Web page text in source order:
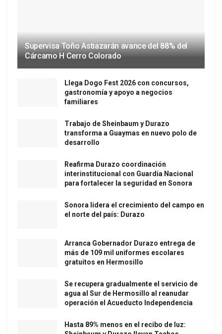
Supervisa Toño Astiazarán avance del 88% del
Cárcamo H Cerro Colorado
Llega Dogo Fest 2026 con concursos,
gastronomía y apoyo a negocios
familiares
Trabajo de Sheinbaum y Durazo
transforma a Guaymas en nuevo polo de
desarrollo
Reafirma Durazo coordinación
interinstitucional con Guardia Nacional
para fortalecer la seguridad en Sonora
Sonora lidera el crecimiento del campo en
el norte del país: Durazo
Arranca Gobernador Durazo entrega de
más de 109 mil uniformes escolares
gratuitos en Hermosillo
Se recupera gradualmente el servicio de
agua al Sur de Hermosillo al reanudar
operación el Acueducto Independencia
Hasta 89% menos en el recibo de luz: